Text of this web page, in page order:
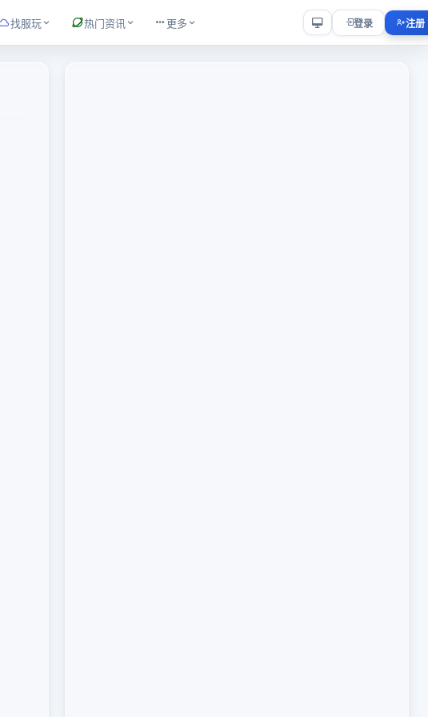
找服玩 热门资讯 更多 登录 注册